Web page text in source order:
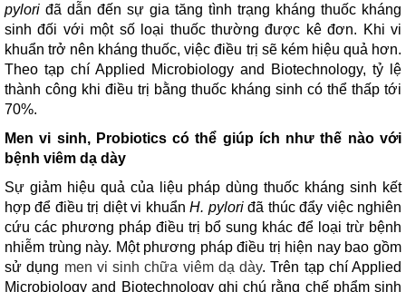
pylori đã dẫn đến sự gia tăng tình trạng kháng thuốc kháng
sinh đối với một số loại thuốc thường được kê đơn. Khi vi
khuẩn trở nên kháng thuốc, việc điều trị sẽ kém hiệu quả hơn.
Theo tạp chí Applied Microbiology and Biotechnology, tỷ lệ
thành công khi điều trị bằng thuốc kháng sinh có thể thấp tới
70%.
Men vi sinh, Probiotics có thể giúp ích như thế nào với
bệnh viêm dạ dày
Sự giảm hiệu quả của liệu pháp dùng thuốc kháng sinh kết
hợp để điều trị diệt vi khuẩnH. pyloriđã thúc đẩy việc nghiên
cứu các phương pháp điều trị bổ sung khác để loại trừ bệnh
nhiễm trùng này. Một phương pháp điều trị hiện nay bao gồm
sử dụng men vi sinh chữa viêm dạ dày. Trên tạp chí Applied
Microbiology and Biotechnology ghi chú rằng chế phẩm sinh